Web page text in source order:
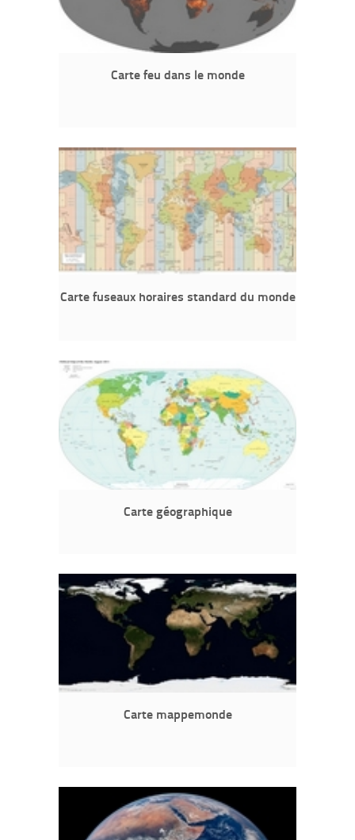
Carte feu dans le monde
Carte fuseaux horaires standard du monde
Carte géographique
Carte mappemonde